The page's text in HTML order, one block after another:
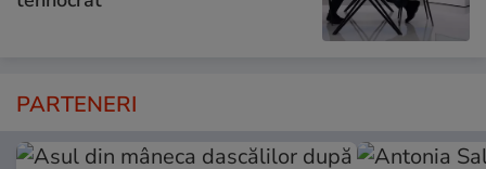
PARTENERI